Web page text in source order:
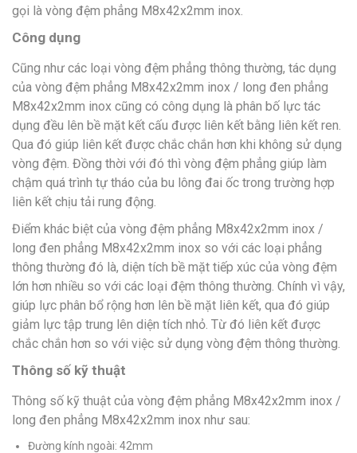
gọi là vòng đệm phẳng M8x42x2mm inox.
Công dụng
Cũng như các loại vòng đệm phẳng thông thường, tác dụng
của vòng đệm phẳng M8x42x2mm inox / long đen phẳng
M8x42x2mm inox cũng có công dụng là phân bố lực tác
dụng đều lên bề mặt kết cấu được liên kết bằng liên kết ren.
Qua đó giúp liên kết được chắc chắn hơn khi không sử dụng
vòng đệm. Đồng thời với đó thì vòng đệm phẳng giúp làm
chậm quá trình tự tháo của bu lông đai ốc trong trường hợp
liên kết chịu tải rung động.
Điểm khác biệt của vòng đệm phẳng M8x42x2mm inox /
long đen phẳng M8x42x2mm inox so với các loại phẳng
thông thường đó là, diện tích bề mặt tiếp xúc của vòng đệm
lớn hơn nhiều so với các loại đệm thông thường. Chính vì vậy,
giúp lực phân bổ rộng hơn lên bề mặt liên kết, qua đó giúp
giảm lực tập trung lên diện tích nhỏ. Từ đó liên kết được
chắc chắn hơn so với việc sử dụng vòng đệm thông thường.
Thông số kỹ thuật
Thông số kỹ thuật của vòng đệm phẳng M8x42x2mm inox /
long đen phẳng M8x42x2mm inox như sau:
Đường kính ngoài: 42mm